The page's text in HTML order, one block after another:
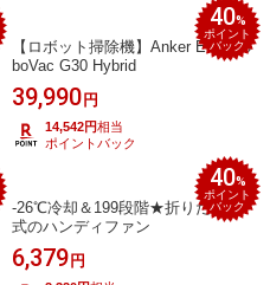
40%
ポイント
バック
【ロボット掃除機】Anker Eufy Ro
boVac G30 Hybrid
39,990円
14,542円相当
ポイントバック
40%
ポイント
バック
-26℃冷却＆199段階★折りたたみ
式のハンディファン
6,379円